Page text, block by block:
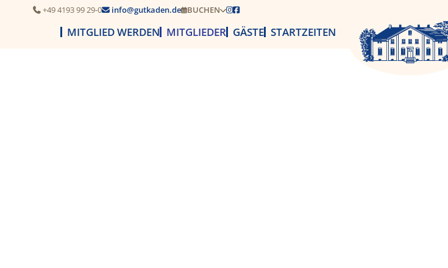
+49 4193 99 29-0info@gutkaden.de BUCHEN 
MITGLIED WERDEN MITGLIEDER GÄSTE STARTZEITEN